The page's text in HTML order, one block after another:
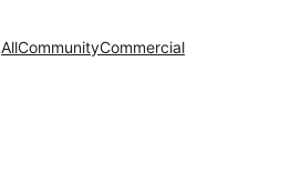
AllCommunityCommercial